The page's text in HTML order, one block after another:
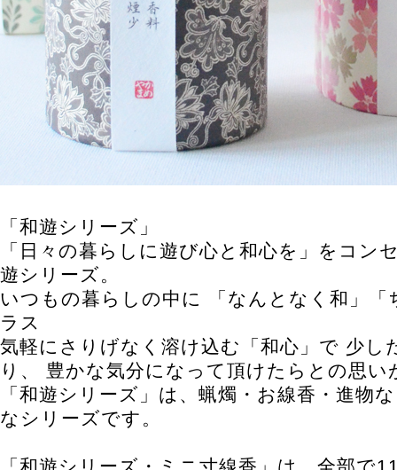
「和遊シリーズ」
「日々の暮らしに遊び心と和心を」をコン
遊シリーズ。
いつもの暮らしの中に 「なんとなく和」
ラス
気軽にさりげなく溶け込む「和心」で 少し
り、 豊かな気分になって頂けたらとの思
「和遊シリーズ」は、蝋燭・お線香・進物
なシリーズです。